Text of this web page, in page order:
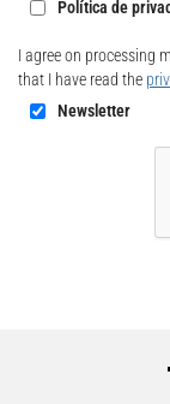
Política de
I agree on processing
that I have read the
Newsletter